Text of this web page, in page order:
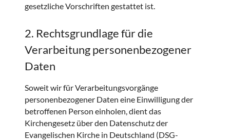
gesetzliche Vorschriften gestattet ist.
2. Rechtsgrundlage für die
Verarbeitung personenbezogener
Daten
Soweit wir für Verarbeitungsvorgänge
personenbezogener Daten eine Einwilligung der
betroffenen Person einholen, dient das
Kirchengesetz über den Datenschutz der
Evangelischen Kirche in Deutschland (DSG-